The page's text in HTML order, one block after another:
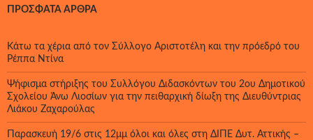
ΠΡΌΣΦΑΤΑ ΆΡΘΡΑ
Κάτω τα χέρια από τον Σύλλογο Αριστοτέλη και την πρόεδρό του
Ρέππα Ντίνα
Ψήφισμα στήριξης του Συλλόγου Διδασκόντων του 2ου Δημοτικού
Σχολείου Άνω Λιοσίων για την πειθαρχική δίωξη της Διευθύντριας
Λιάκου Ζαχαρούλας
Παρασκευή 19/6 στις 12μμ όλοι και όλες στη ΔΙΠΕ Δυτ. Αττικής –